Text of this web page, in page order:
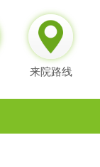
来院路线